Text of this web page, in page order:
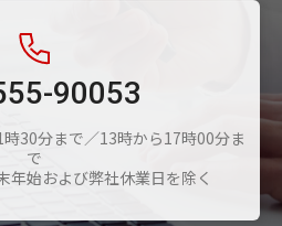
90053
30分まで／13時から17時00分ま
で
始および弊社休業日を除く